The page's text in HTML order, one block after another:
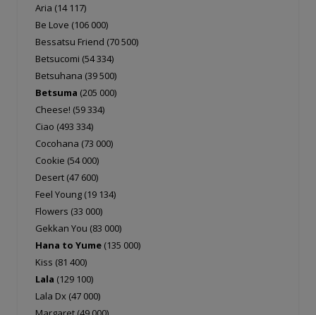
Aria (14 117)
Be Love (106 000)
Bessatsu Friend (70 500)
Betsucomi (54 334)
Betsuhana (39 500)
Betsuma (205 000)
Cheese! (59 334)
Ciao (493 334)
Cocohana (73 000)
Cookie (54 000)
Desert (47 600)
Feel Young (19 134)
Flowers (33 000)
Gekkan You (83 000)
Hana to Yume (135 000)
Kiss (81 400)
Lala (129 100)
Lala Dx (47 000)